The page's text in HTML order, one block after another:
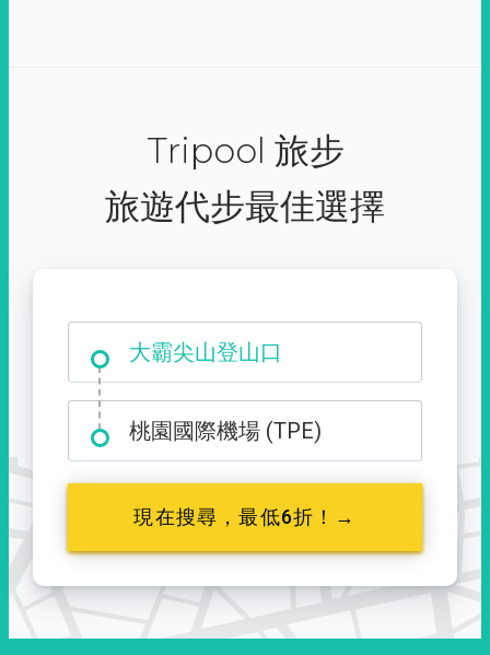
Tripool 旅步
旅遊代步最佳選擇
大霸尖山登山口
桃園國際機場 (TPE)
現在搜尋，最低6折！→